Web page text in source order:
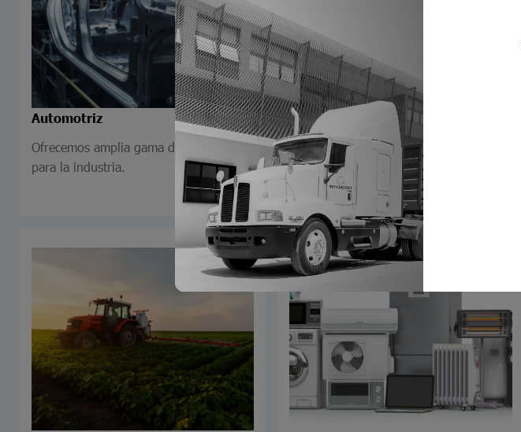
Automotriz
Ofrecemos amplia gama de soluciones
para la industria.
Construcción
Conoce nuestra amplia gama de
productos.